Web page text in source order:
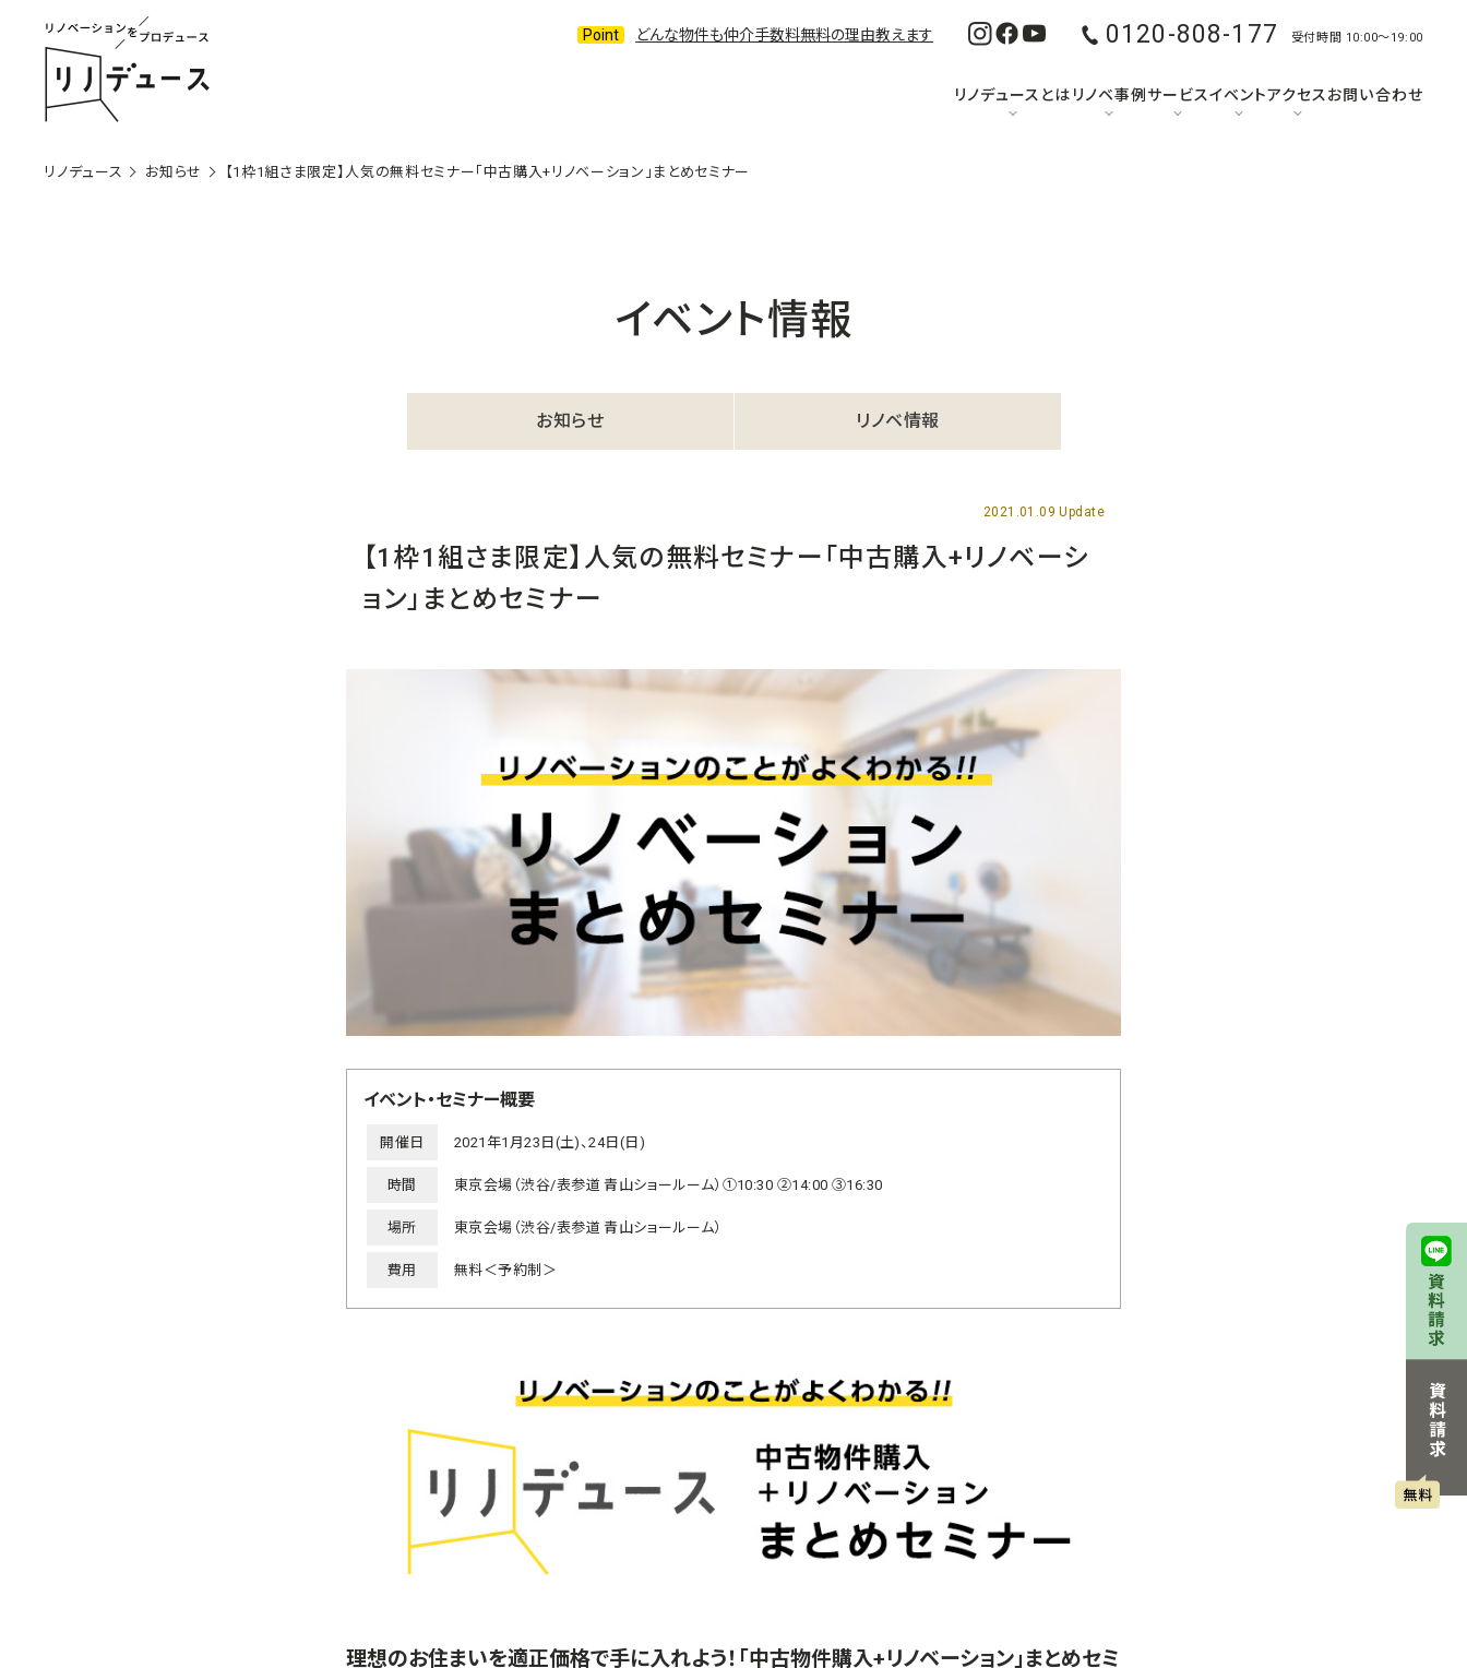
どんな物件も仲介手数料無料の理由教えます 0120-808-177 受付時間 10:00〜19:00
リノデュースとは リノベ事例サービスイベントアクセス お問い合わせ
リノデュース お知らせ 【1枠1組さま限定】人気の無料セミナー「中古購入+リノベーション」まとめセミナー
イベント情報
お知らせ リノベ情報
2021.01.09 Update
【1枠1組さま限定】人気の無料セミナー「中古購入+リノベーシ
ョン」まとめセミナー
イベント・セミナー概要
開催日 2021年1月23日(土)、24日(日)
時間 東京会場（渋谷/表参道 青山ショールーム）①10:30 ②14:00 ③16:30
場所 東京会場（渋谷/表参道 青山ショールーム）
費用 無料＜予約制＞
理想のお住まいを適正価格で手に入れよう！「中古物件購入+リノベーション」まとめセミ